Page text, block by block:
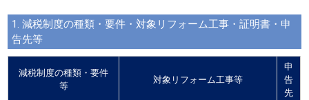
1. 減税制度の種類・要件・対象リフォーム工事・証明書・申
告先等
減税制度の種類・要件
等
対象リフォーム工事等
申
告
先